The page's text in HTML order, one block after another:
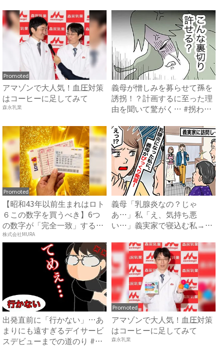
Promoted
アマゾンで大人気！血圧対策
はコーヒーに足してみて
森永乳業
義母が憎しみを募らせて孫を
誘拐！？計画するに至った理
由を聞いて驚がく… #拐わ
Promoted
【昭和43年以前生まれはロト
６この数字を買うべき】6つ
の数字が「完全一致」する
方...
株式会社MURA
義母「乳腺炎なの？じゃ
あ…」私「え、気持ち悪
い…」義実家で寝込む私→思
出発直前に「行かない」…あ
まりにも遠すぎるデイサービ
スデビューまでの道のり #
Promoted
アマゾンで大人気！血圧対策
はコーヒーに足してみて
森永乳業